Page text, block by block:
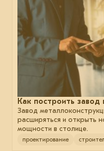
Как построить завод
Завод
расширяться и открыть
мощности в столице.
проектирование